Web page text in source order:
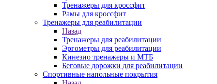
Тренажеры для кроссфит
Рамы для кроссфит
Тренажеры для реабилитации
Назад
Тренажеры для реабилитации
Эргометры для реабилитации
Кинезио тренажеры и МТБ
Беговые дорожки для реабилитации
Спортивные напольные покрытия